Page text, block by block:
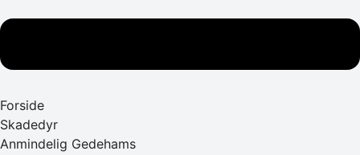
Forside
Skadedyr
Anmindelig Gedehams